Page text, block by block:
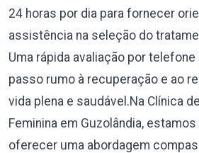
24 horas por dia para fornecer
assistência na seleção do
Uma rápida avaliação por
passo rumo à recuperação e ao
vida plena e saudável.Na Clínica
Feminina em Guzolândia,
oferecer uma abordagem